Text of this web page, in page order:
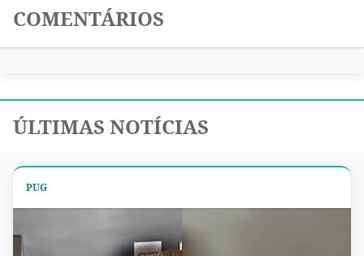
COMENTÁRIOS
ÚLTIMAS NOTÍCIAS
PUG